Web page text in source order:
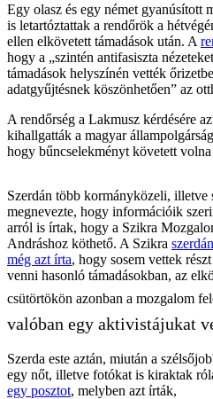
Egy olasz és egy német gyanúsított
is letartóztattak a rendőrök a
ellen elkövetett támadások után. A
hogy a „szintén antifasiszta
támadások helyszínén vették
adatgyűjtésnek köszönhetően” az
A rendőrség a Lakmusz kérdésére
kihallgatták a magyar
hogy bűncselekményt követett volna
Szerdán több kormányközeli, illetve
megnevezte, hogy információik
arról is írtak, hogy a Szikra
Andráshoz köthető. A Szikra
még azt írta, hogy sosem vettek
venni hasonló támadásokban, az
csütörtökön azonban a mozgalom
valóban egy aktivistájukat
Szerda este aztán, miután a
egy nőt, illetve fotókat is kiraktak
egy posztot, melyben azt írták,